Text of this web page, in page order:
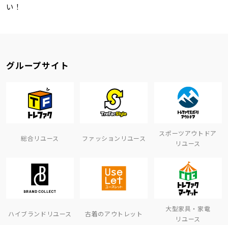
い！
グループサイト
総合リユース ファッションリユース
スポーツアウトドア
リユース
ハイブランドリユース 古着のアウトレット
大型家具・家電
リユース